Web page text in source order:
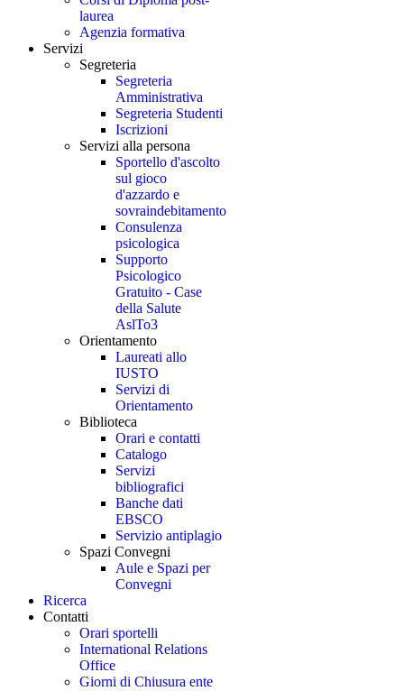
laurea
Agenzia formativa
Servizi
Segreteria
Segreteria
Amministrativa
Segreteria Studenti
Iscrizioni
Servizi alla persona
Sportello d'ascolto
sul gioco
d'azzardo e
sovraindebitamento
Consulenza
psicologica
Supporto
Psicologico
Gratuito - Case
della Salute
AslTo3
Orientamento
Laureati allo
IUSTO
Servizi di
Orientamento
Biblioteca
Orari e contatti
Catalogo
Servizi
bibliografici
Banche dati
EBSCO
Servizio antiplagio
Spazi Convegni
Aule e Spazi per
Convegni
Ricerca
Contatti
Orari sportelli
International Relations
Office
Giorni di Chiusura ente